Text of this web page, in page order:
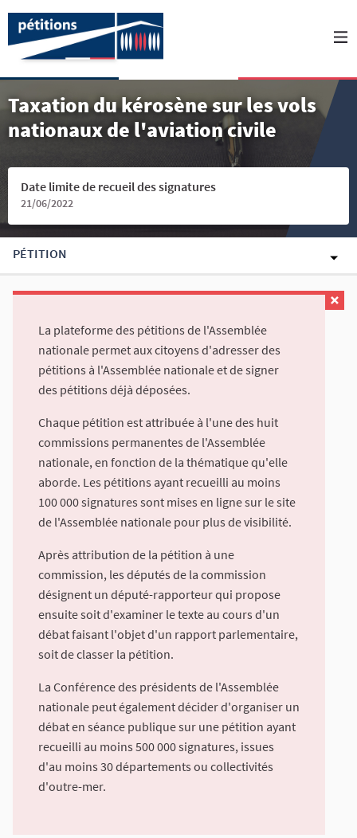
Taxation du kérosène sur les vols
nationaux de l'aviation civile
Date limite de recueil des signatures
21/06/2022
PÉTITION
La plateforme des pétitions de l'Assemblée
nationale permet aux citoyens d'adresser des
pétitions à l'Assemblée nationale et de signer
des pétitions déjà déposées.
Chaque pétition est attribuée à l'une des huit
commissions permanentes de l'Assemblée
nationale, en fonction de la thématique qu'elle
aborde. Les pétitions ayant recueilli au moins
100 000 signatures sont mises en ligne sur le site
de l'Assemblée nationale pour plus de visibilité.
Après attribution de la pétition à une
commission, les députés de la commission
désignent un député-rapporteur qui propose
ensuite soit d'examiner le texte au cours d'un
débat faisant l'objet d'un rapport parlementaire,
soit de classer la pétition.
La Conférence des présidents de l'Assemblée
nationale peut également décider d'organiser un
débat en séance publique sur une pétition ayant
recueilli au moins 500 000 signatures, issues
d'au moins 30 départements ou collectivités
d'outre-mer.